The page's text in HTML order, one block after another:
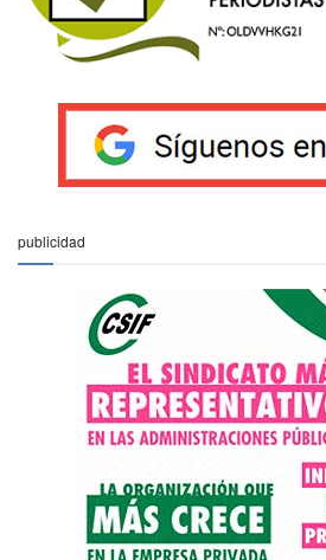
publicidad